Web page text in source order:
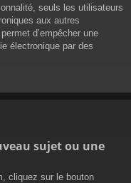
seuls les utilisateurs
aux autres
d’empêcher une
électronique par des
sujet ou une
cliquez sur le bouton